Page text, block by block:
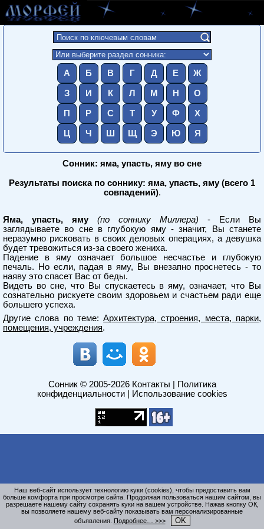
А Б В Г Д Е Ж
З И К Л М Н О
П Р С Т У Ф Х
Ц Ч Ш Щ Э Ю Я
Сонник: яма, упасть, яму во сне
Результаты поиска по соннику: яма, упасть, яму (всего 1
совпадений).
Яма, упасть, яму (по соннику Миллера) - Если Вы
заглядываете во сне в глубокую яму - значит, Вы станете
неразумно рисковать в своих деловых операциях, а девушка
будет тревожиться из-за своего жениха.
Падение в яму означает большое несчастье и глубокую
печаль. Но если, падая в яму, Вы внезапно проснетесь - то
наяву это спасет Вас от беды.
Видеть во сне, что Вы спускаетесь в яму, означает, что Вы
сознательно рискуете своим здоровьем и счастьем ради еще
большего успеха.
Другие слова по теме:Архитектура, строения, места, парки,
помещения, учреждения.
Сонник© 2005-2026 Контакты
Политика
конфиденциальности| Использование cookies
Наш веб-сайт использует технологию куки (cookies), чтобы предоставить вам
больше комфорта при просмотре сайта. Продолжая пользоваться нашим сайтом, вы
разрешаете нашему сайту сохранять куки на вашем устройстве. Нажав кнопку ОК,
вы позволяете нашему веб-сайту показывать вам персонализированные
объявления. Подробнее… >>> OK